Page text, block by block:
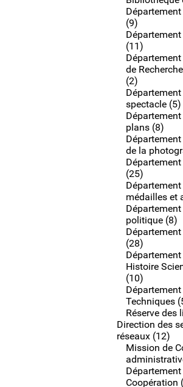
(9)
(11)
de
(2)
spectacle (5)
plans (8)
de la
(25)
médailles et
politique (8)
(28)
Histoire
(10)
Techniques
Réserve des
Direction des
réseaux (12)
Mission de
Département
Coopération